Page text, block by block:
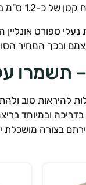
זאת העקב חייב להיות מהודק.
ספורט
ובכך המחיר
– תשמרו
להיראות טוב
ובמיוחד
בצורה